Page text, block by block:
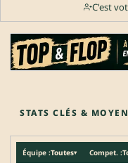
C'est
STATS CLÉS &
Équipe :Toutes▾ Compet. :